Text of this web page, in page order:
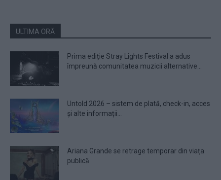
ULTIMA ORĂ
Prima ediție Stray Lights Festival a adus
împreună comunitatea muzicii alternative...
Untold 2026 – sistem de plată, check-in, acces
și alte informații...
Ariana Grande se retrage temporar din viața
publică